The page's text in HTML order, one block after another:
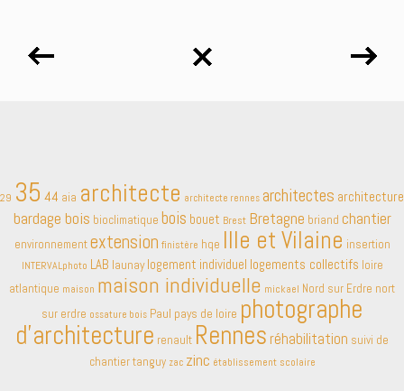
29 35 44 aia architecte architecte rennes architectes architecture
bardage bois bioclimatique bois bouet Brest Bretagne briand chantier
environnement extension finistère hqe Ille et Vilaine insertion
INTERVALphoto LAB launay logement individuel logements collectifs loire
atlantique maison maison individuelle mickael Nord sur Erdre nort
sur erdre ossature bois Paul pays de loire photographe
d'architecture renault Rennes réhabilitation suivi de
chantier tanguy zac zinc établissement scolaire